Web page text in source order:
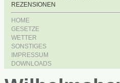
REZENSIONEN
HOME
GESETZE
WETTER
SONSTIGES
IMPRESSUM
DOWNLOADS